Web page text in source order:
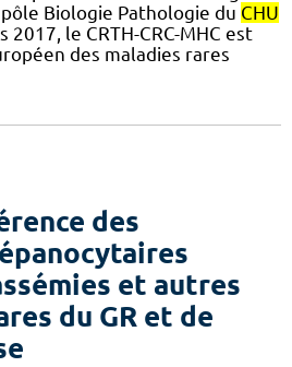
Biologie Pathologie du CHU
le CRTH-CRC-MHC est
des maladies rares
des
et autres
du GR et de